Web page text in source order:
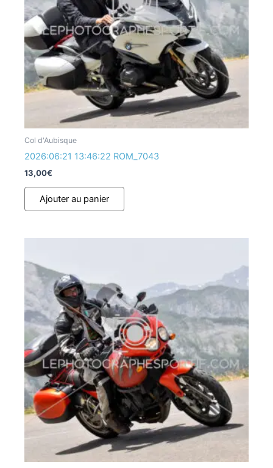
Col d'Aubisque
2026:06:21 13:46:22 ROM_7043
13,00€
Ajouter au panier